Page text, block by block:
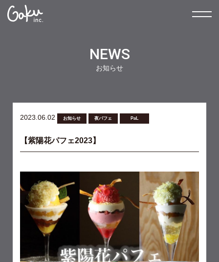
NEWS
お知らせ
2023.06.02 お知らせ 夜パフェ PaL
【紫陽花パフェ2023】